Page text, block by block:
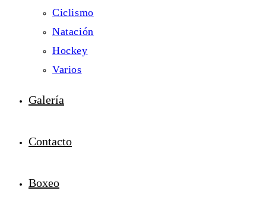
Ciclismo
Natación
Hockey
Varios
Galería
Contacto
Boxeo